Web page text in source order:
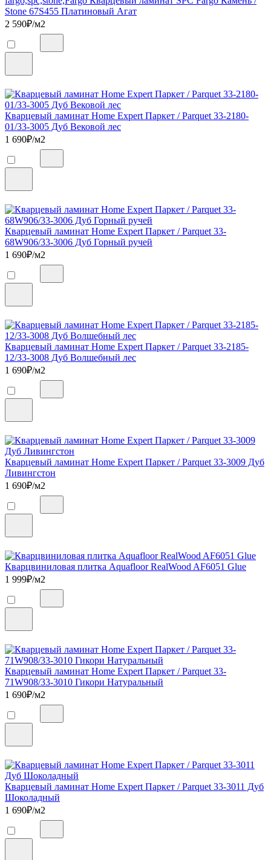
Stone 67S455 Платиновый Агат
2 590₽/м2
Кварцевый ламинат Home Expert Паркет / Parquet 33-2180-
01/33-3005 Дуб Вековой лес
1 690₽/м2
Кварцевый ламинат Home Expert Паркет / Parquet 33-
68W906/33-3006 Дуб Горный ручей
1 690₽/м2
Кварцевый ламинат Home Expert Паркет / Parquet 33-2185-
12/33-3008 Дуб Волшебный лес
1 690₽/м2
Кварцевый ламинат Home Expert Паркет / Parquet 33-3009 Дуб
Ливингстон
1 690₽/м2
Кварцвиниловая плитка Aquafloor RealWood AF6051 Glue
1 999₽/м2
Кварцевый ламинат Home Expert Паркет / Parquet 33-
71W908/33-3010 Гикори Натуральный
1 690₽/м2
Кварцевый ламинат Home Expert Паркет / Parquet 33-3011 Дуб
Шоколадный
1 690₽/м2